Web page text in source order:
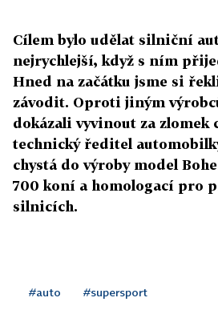
Cílem bylo udělat silniční
nejrychlejší, když s ním
Hned na začátku jsme si
závodit. Oproti jiným
dokázali vyvinout za zlomek
technický ředitel
chystá do výroby model
700 koní a homologací pro
silnicích.
#auto #supersport